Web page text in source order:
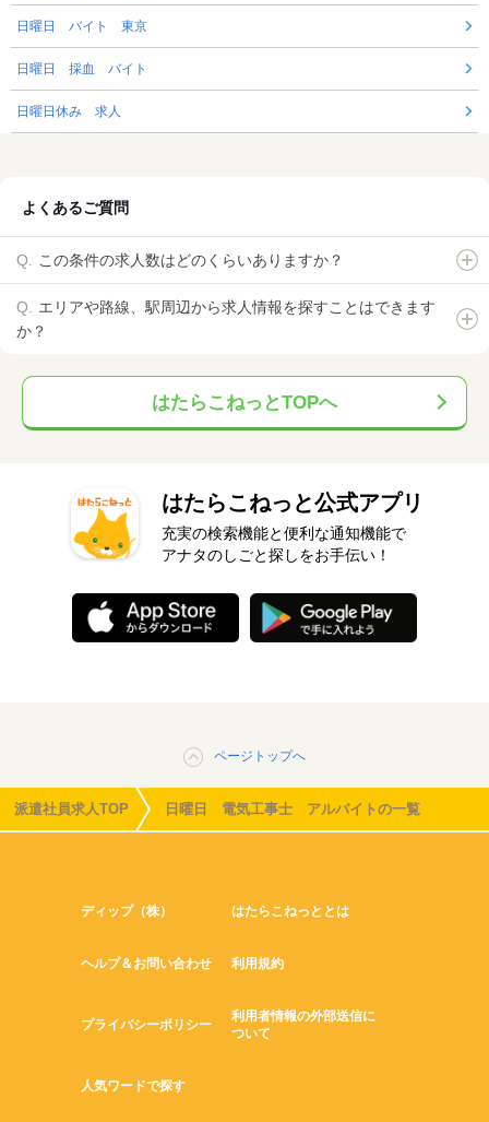
日曜日 バイト 東京
日曜日 採血 バイト
日曜日休み 求人
よくあるご質問
この条件の求人数はどのくらいありますか？
エリアや路線、駅周辺から求人情報を探すことはできます
か？
はたらこねっとTOPへ
はたらこねっと公式アプリ
充実の検索機能と便利な通知機能で
アナタのしごと探しをお手伝い！
ページトップへ
派遣社員求人TOP 日曜日 電気工事士 アルバイトの一覧
ディップ（株） はたらこねっととは
ヘルプ＆お問い合わせ 利用規約
プライバシーポリシー
利用者情報の外部送信に
ついて
人気ワードで探す